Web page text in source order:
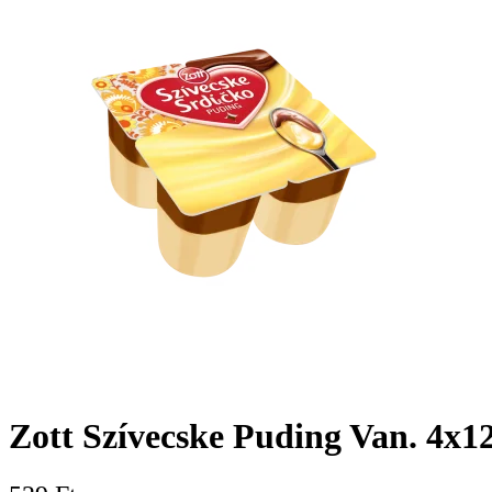
Zott Szívecske Puding Van.